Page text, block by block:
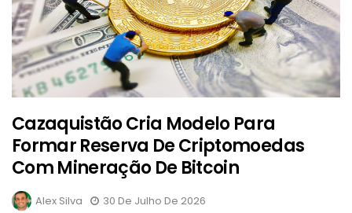
Cazaquistão Cria Modelo Para
Formar Reserva De Criptomoedas
Com Mineração De Bitcoin
Alex Silva 30 De Julho De 2026